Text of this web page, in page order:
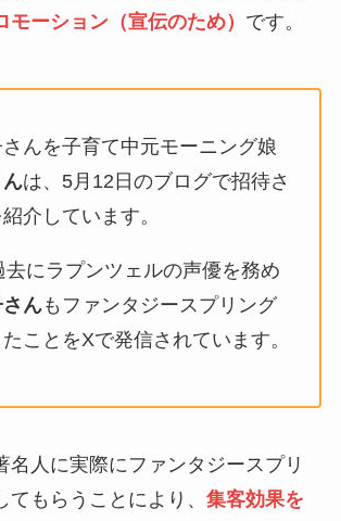
モーション（宣伝のため） です。
さんを子育て中元モーニング娘
は、5月12日のブログで招待さ
介しています。
去にラプンツェルの声優を務め
んもファンタジースプリング
ことをXで発信されています。
名人に実際にファンタジースプリ
てもらうことにより、 集客効果を